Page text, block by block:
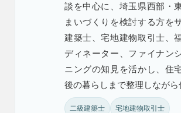
談を中心に、埼玉県西部・
まいづくりを検討する方を
建築士、宅地建物取引士、
ディネーター、ファイナン
ニングの知見を活かし、住
後の暮らしまで整理しながら
二級建築士 宅地建物取引士